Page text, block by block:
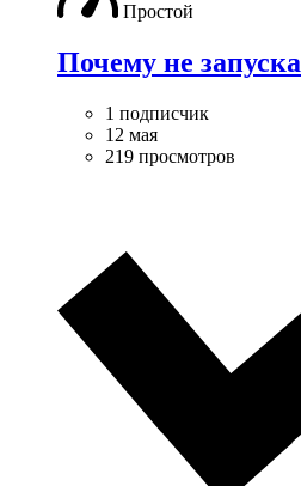
Простой
Почему не
1 подписчик
12 мая
219 просмотров